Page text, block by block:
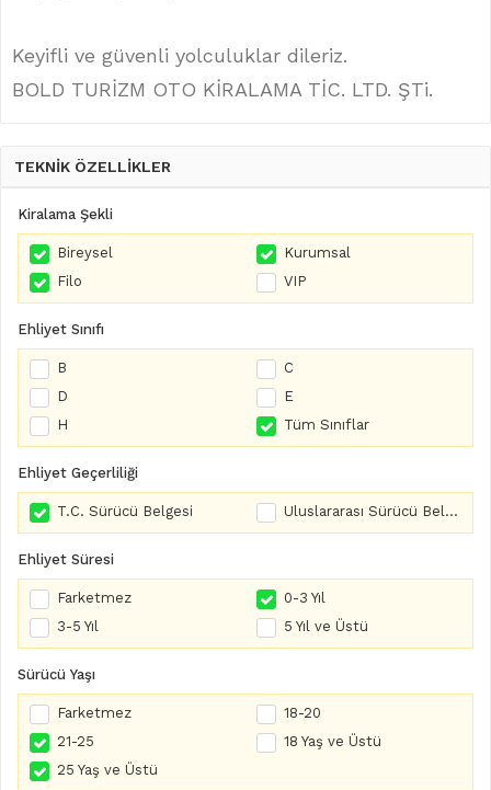
Keyifli ve güvenli yolculuklar dileriz.
BOLD TURİZM OTO KİRALAMA TİC. LTD. ŞTi.
TEKNİK ÖZELLİKLER
Kiralama Şekli
Bireysel
Kurumsal
Filo
VIP
Ehliyet Sınıfı
B
C
D
E
H
Tüm Sınıflar
Ehliyet Geçerliliği
T.C. Sürücü Belgesi Uluslararası Sürücü Belgesi
Ehliyet Süresi
Farketmez
0-3 Yıl
3-5 Yıl
5 Yıl ve Üstü
Sürücü Yaşı
Farketmez
18-20
21-25
18 Yaş ve Üstü
25 Yaş ve Üstü